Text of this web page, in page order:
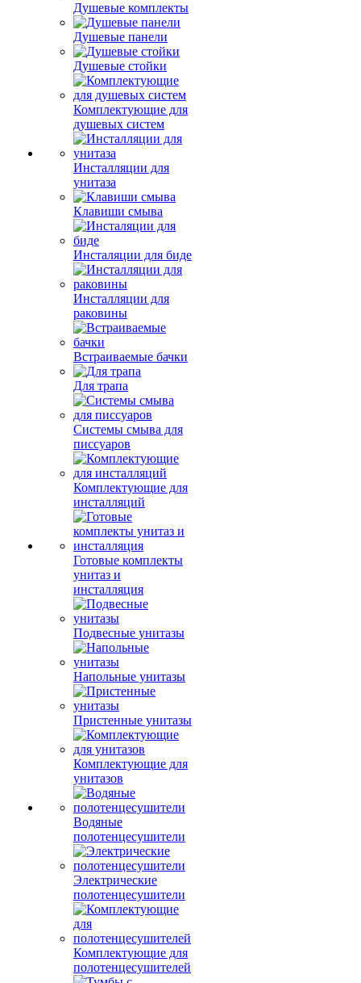
Душевые комплекты
Душевые панели
Душевые стойки
Комплектующие для
душевых систем
Инсталляции для
унитаза
Клавиши смыва
Инсталяции для биде
Инсталляции для
раковины
Встраиваемые бачки
Для трапа
Системы смыва для
писсуаров
Комплектующие для
инсталляций
Готовые комплекты
унитаз и
инсталляция
Подвесные унитазы
Напольные унитазы
Пристенные унитазы
Комплектующие для
унитазов
Водяные
полотенцесушители
Электрические
полотенцесушители
Комплектующие для
полотенцесушителей